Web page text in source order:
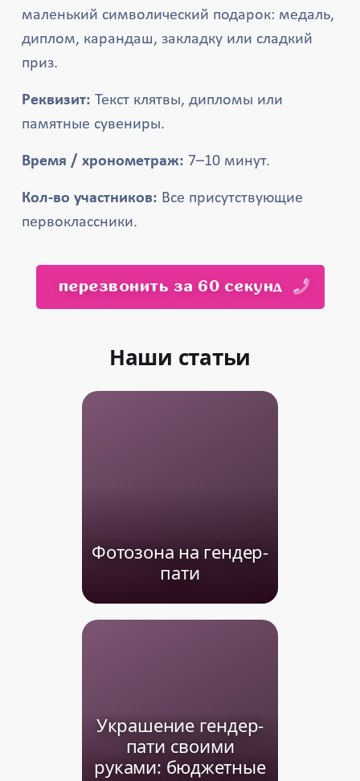
маленький символический подарок: медаль,
диплом, карандаш, закладку или сладкий
приз.
Реквизит: Текст клятвы, дипломы или
памятные сувениры.
Время / хронометраж: 7–10 минут.
Кол-во участников: Все присутствующие
первоклассники.
перезвонить за 60 секунд
Наши статьи
Фотозона на гендер-
пати
Украшение гендер-
пати своими
руками: бюджетные